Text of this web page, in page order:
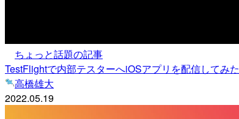
ちょっと話題の記事
TestFlightで内部テスターへiOSアプリを配信してみた
高橋雄大
2022.05.19